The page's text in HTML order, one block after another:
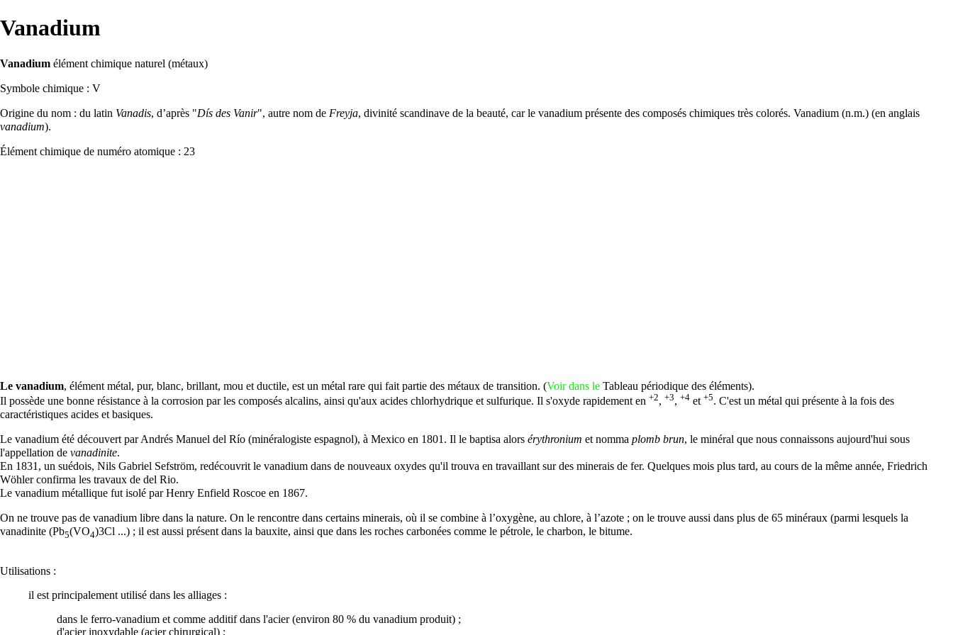
Vanadium
Vanadium élément chimique naturel (métaux)
Symbole chimique : V
Origine du nom : du latin Vanadis, d’après "Dís des Vanir", autre nom de Freyja, divinité scandinave de la beauté, car le vanadium présente des composés chimiques très colorés. Vanadium (n.m.) (en anglais
vanadium).
Élément chimique de numéro atomique : 23
Le vanadium, élément métal, pur, blanc, brillant, mou et ductile, est un métal rare qui fait partie des métaux de transition. (Voir dans le Tableau périodique des éléments).
Il possède une bonne résistance à la corrosion par les composés alcalins, ainsi qu'aux acides chlorhydrique et sulfurique. Il s'oxyde rapidement en +2, +3, +4 et +5. C'est un métal qui présente à la fois des
caractéristiques acides et basiques.
Le vanadium été découvert par Andrés Manuel del Río (minéralogiste espagnol), à Mexico en 1801. Il le baptisa alors érythronium et nomma plomb brun, le minéral que nous connaissons aujourd'hui sous
l'appellation de vanadinite.
En 1831, un suédois, Nils Gabriel Sefström, redécouvrit le vanadium dans de nouveaux oxydes qu'il trouva en travaillant sur des minerais de fer. Quelques mois plus tard, au cours de la même année, Friedrich
Wöhler confirma les travaux de del Rio.
Le vanadium métallique fut isolé par Henry Enfield Roscoe en 1867.
On ne trouve pas de vanadium libre dans la nature. On le rencontre dans certains minerais, où il se combine à l’oxygène, au chlore, à l’azote ; on le trouve aussi dans plus de 65 minéraux (parmi lesquels la
vanadinite (Pb5(VO4)3Cl ...) ; il est aussi présent dans la bauxite, ainsi que dans les roches carbonées comme le pétrole, le charbon, le bitume.
Utilisations :
il est principalement utilisé dans les alliages :
dans le ferro-vanadium et comme additif dans l'acier (environ 80 % du vanadium produit) ;
d'acier inoxydable (acier chirurgical) ;